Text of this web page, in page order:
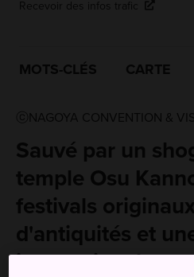
Recevoir des infos trafic
MOTS-CLÉS CARTE
ⓒNAGOYA CONVENTION &
Sauvé par un
temple Osu
festivals
d'antiquités et
internationale